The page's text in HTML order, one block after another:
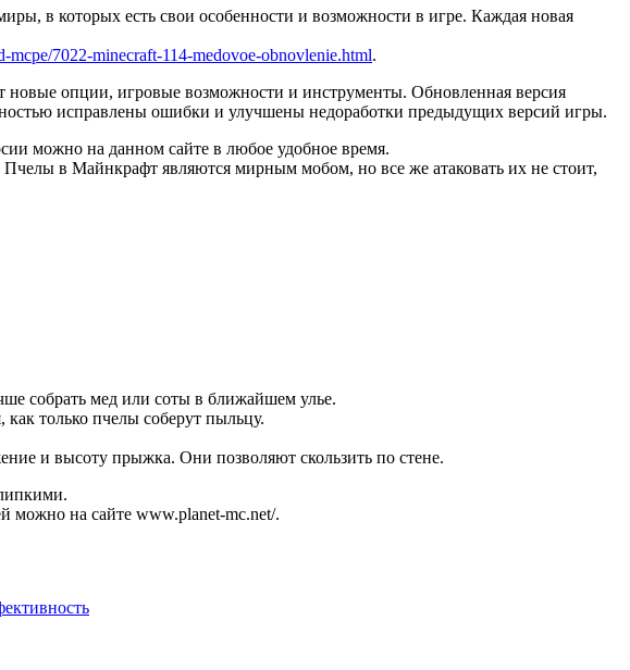
в которых есть свои особенности и возможности в игре. Каждая новая
7022-minecraft-114-medovoe-obnovlenie.html.
опции, игровые возможности и инструменты. Обновленная версия
исправлены ошибки и улучшены недоработки предыдущих версий игры.
можно на данном сайте в любое удобное время.
в Майнкрафт являются мирным мобом, но все же атаковать их не стоит,
собрать мед или соты в ближайшем улье.
только пчелы соберут пыльцу.
и высоту прыжка. Они позволяют скользить по стене.
можно на сайте www.planet-mc.net/.